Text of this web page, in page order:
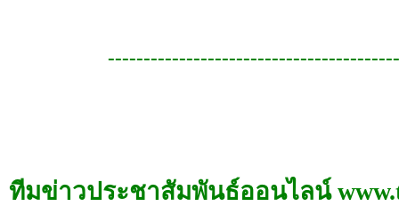
ทีมข่าวประชาสัมพันธ์ออนไลน์